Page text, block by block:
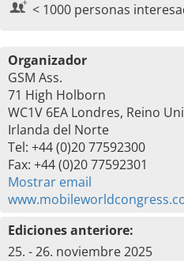
< 1000 personas
Organizador
GSM Ass.
71 High Holborn
WC1V 6EA Londres, Reino
Irlanda del Norte
Tel: +44 (0)20 77592300
Fax: +44 (0)20 77592301
Mostrar email
Ediciones anteriore:
25. - 26. noviembre 2025